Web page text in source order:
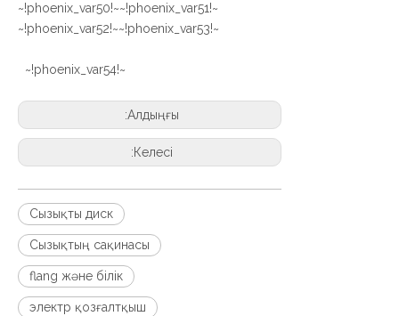
~!phoenix_var50!~
~!phoenix_var51!~
~!phoenix_var52!~
~!phoenix_var53!~
~!phoenix_var54!~
Алдыңғы:
Келесі:
Сызықты диск
Сызықтың сақинасы
flang және білік
электр қозғалтқыш